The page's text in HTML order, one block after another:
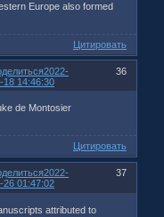
Europe also formed
Цитировать
36
2022-
18 14:46:30
de Montosier
Цитировать
37
2022-
26 01:47:02
attributed to